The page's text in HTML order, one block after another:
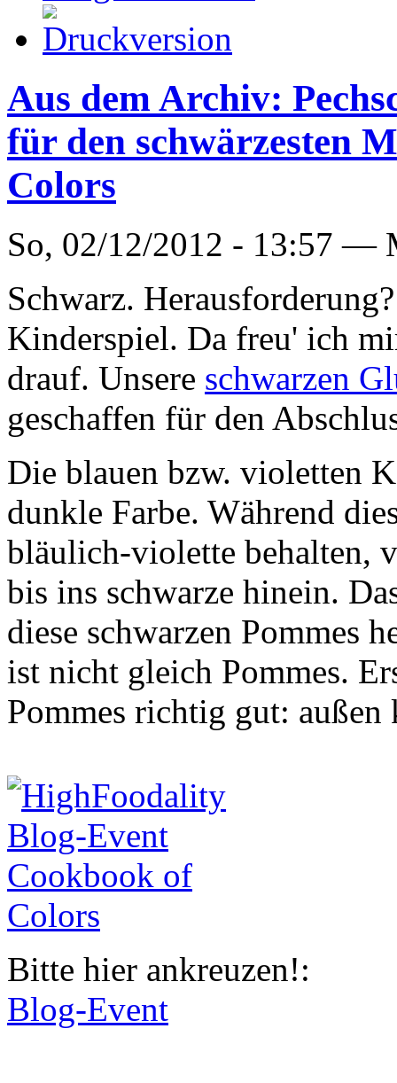
Aus dem Archiv:
für den schwärzesten
Colors
So, 02/12/2012 - 13:57 —
Schwarz.
Kinderspiel. Da freu' ich
drauf. Unsere schwarzen
geschaffen für den
Die blauen bzw. violetten
dunkle Farbe. Während
bläulich-violette behalten,
bis ins schwarze hinein.
diese schwarzen Pommes
ist nicht gleich Pommes.
Pommes richtig gut:
Bitte hier ankreuzen!:
Blog-Event